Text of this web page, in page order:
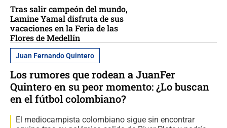
Tras salir campeón del mundo,
Lamine Yamal disfruta de sus
vacaciones en la Feria de las
Flores de Medellín
Juan Fernando Quintero
Los rumores que rodean a JuanFer
Quintero en su peor momento: ¿Lo buscan
en el fútbol colombiano?
El mediocampista colombiano sigue sin encontrar